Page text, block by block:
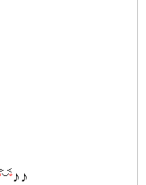
♪♪